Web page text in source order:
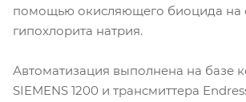
помощью окисляющего биоцида на
гипохлорита натрия.
Автоматизация выполнена на базе
SIEMENS 1200 и трансмиттера